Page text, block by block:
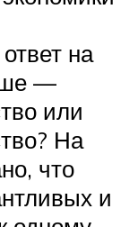
на
—
или
На
что
и